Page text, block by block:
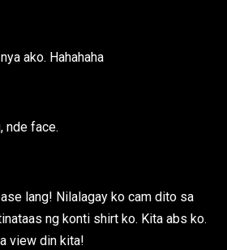
ako. Hahahaha
nde face.
lang! Nilalagay ko cam dito sa
ng konti shirt ko. Kita abs ko.
view din kita!